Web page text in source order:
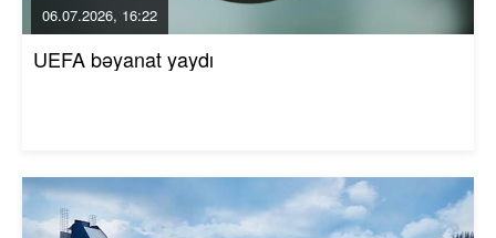
06.07.2026, 16:22
UEFA bəyanat yaydı